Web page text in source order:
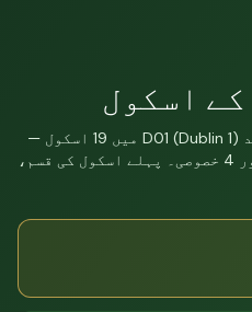
آئرلینڈ کی Eircode روٹنگ کلید D01 (Dublin 1) میں 19 اسکول —
11 پرائمری، 4 پوسٹ پرائمری اور 4 خصوصی۔ پہلے اسکول کی قسم،